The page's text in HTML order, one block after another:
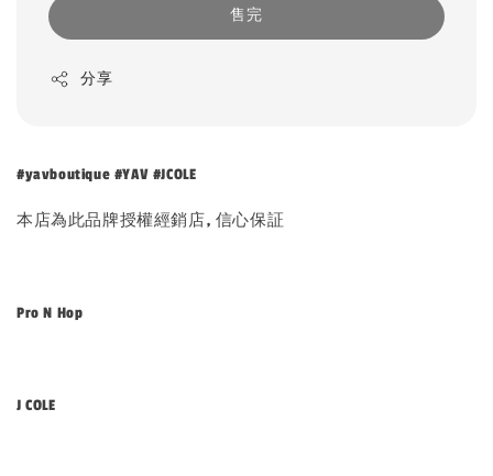
售完
分享
#yavboutique #YAV #JCOLE
本店為此品牌授權經銷店, 信心保証
Pro N Hop
J COLE